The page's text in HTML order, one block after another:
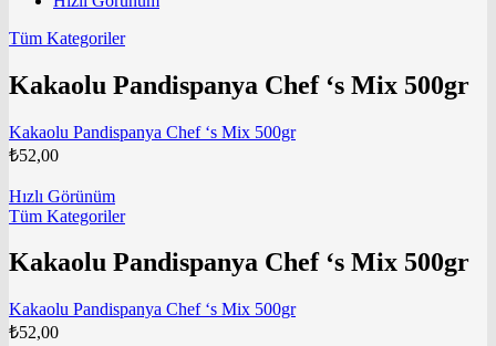
Tüm Kategoriler
Kakaolu Pandispanya Chef ‘s Mix 500gr
Kakaolu Pandispanya Chef ‘s Mix 500gr
₺52,00
Hızlı Görünüm
Tüm Kategoriler
Kakaolu Pandispanya Chef ‘s Mix 500gr
Kakaolu Pandispanya Chef ‘s Mix 500gr
₺52,00